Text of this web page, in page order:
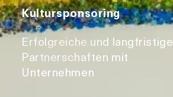
Kultursponsoring
Erfolgreiche und langfristige
Partnerschaften mit
Unternehmen